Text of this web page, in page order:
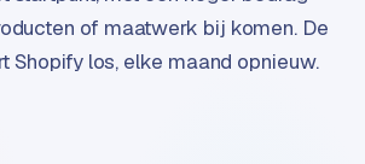
of maatwerk bij komen. De
Shopify los, elke maand opnieuw.